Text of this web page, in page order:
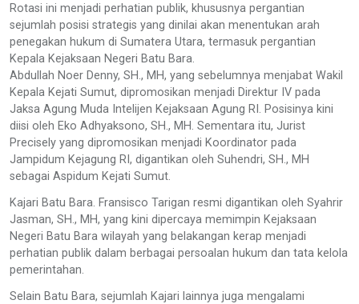
Rotasi ini menjadi perhatian publik, khususnya pergantian
sejumlah posisi strategis yang dinilai akan menentukan arah
penegakan hukum di Sumatera Utara, termasuk pergantian
Kepala Kejaksaan Negeri Batu Bara.
Abdullah Noer Denny, SH., MH, yang sebelumnya menjabat Wakil
Kepala Kejati Sumut, dipromosikan menjadi Direktur IV pada
Jaksa Agung Muda Intelijen Kejaksaan Agung RI. Posisinya kini
diisi oleh Eko Adhyaksono, SH., MH. Sementara itu, Jurist
Precisely yang dipromosikan menjadi Koordinator pada
Jampidum Kejagung RI, digantikan oleh Suhendri, SH., MH
sebagai Aspidum Kejati Sumut.
Kajari Batu Bara. Fransisco Tarigan resmi digantikan oleh Syahrir
Jasman, SH., MH, yang kini dipercaya memimpin Kejaksaan
Negeri Batu Bara wilayah yang belakangan kerap menjadi
perhatian publik dalam berbagai persoalan hukum dan tata kelola
pemerintahan.
Selain Batu Bara, sejumlah Kajari lainnya juga mengalami